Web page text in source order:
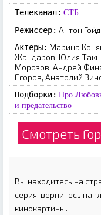
Телеканал: СТБ
Режиссер: Антон
Актеры: Марина
Жандаров, Юлия
Морозов, Андрей
Егоров, Анатолий
Подборки: Про
и предательство
Смотреть
Вы находитесь на
серия, вернитесь на
кинокартины.